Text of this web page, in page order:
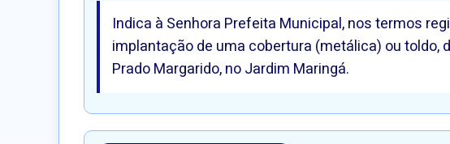
Indica à Senhora Prefeita Municipal, nos termos
implantação de uma cobertura (metálica) ou toldo,
Prado Margarido, no Jardim Maringá.